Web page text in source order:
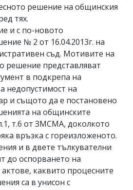
решение на общинския
тях.
и с по-новото
№ 2 от 16.04.2013г. на
съд. Мотивите на
решение представляват
в подкрепа на
недопустимост на
и същото да е постановено
на общинските
т.6 от ЗМСМА, доколкото
връзка с гореизложеното.
и в двете тълкувателни
до оспорването на
каквито процесните
са в унисон с